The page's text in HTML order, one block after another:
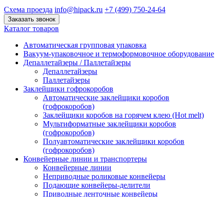
Схема проезда info@hipack.ru +7 (499) 750-24-64
Заказать звонок
Каталог товаров
Автоматическая групповая упаковка
Вакуум-упаковочное и термоформовочное оборудование
Депаллетайзеры / Паллетайзеры
Депаллетайзеры
Паллетайзеры
Заклейщики гофрокоробов
Автоматические заклейщики коробов
(гофрокоробов)
Заклейщики коробов на горячем клею (Hot melt)
Мультиформатные заклейщики коробов
(гофрокоробов)
Полуавтоматические заклейщики коробов
(гофрокоробов)
Конвейерные линии и транспортеры
Конвейерные линии
Неприводные роликовые конвейеры
Подающие конвейеры-делители
Приводные ленточные конвейеры